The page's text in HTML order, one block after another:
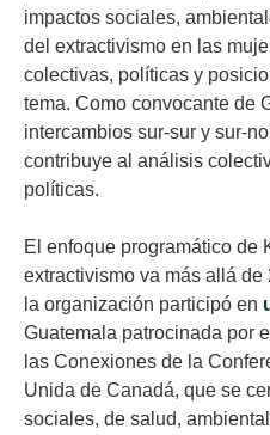
impactos sociales,
del extractivismo en las
colectivas, políticas y
tema. Como convocante de
intercambios sur-sur y sur-
contribuye al análisis
políticas.
El enfoque programático de
extractivismo va más allá
la organización participó en
Guatemala patrocinada por
las Conexiones de la
Unida de Canadá, que se
sociales, de salud,